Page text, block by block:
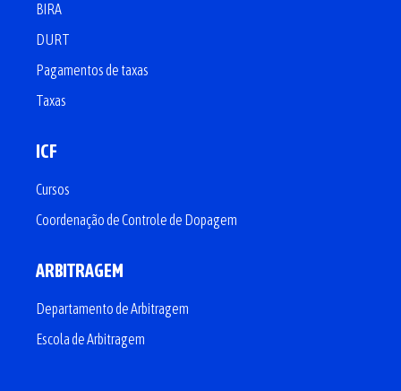
BIRA
DURT
Pagamentos de taxas
Taxas
ICF
Cursos
Coordenação de Controle de Dopagem
ARBITRAGEM
Departamento de Arbitragem
Escola de Arbitragem